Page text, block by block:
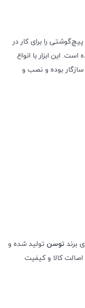
این پیچ‌گوشتی را برای کار در
این ابزار با انواع
سازگار بوده و نصب و
برند توسن تولید شده و
کالا و کیفیت